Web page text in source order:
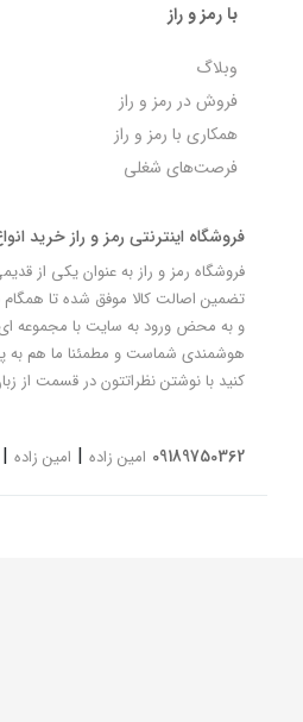
با رمز و راز
وبلاگ
فروش در رمز و راز
همکاری با رمز و راز
فرصت‌های شغلی
فروشگاه اینترنتی رمز و راز خرید
تضمین اصالت کالا موفق شده تا همگام
و به محض ورود به سایت با مجموعه ای
کنید با نوشتن نظراتتون در قسمت از
09189750362 امین زاده | امین زاده |